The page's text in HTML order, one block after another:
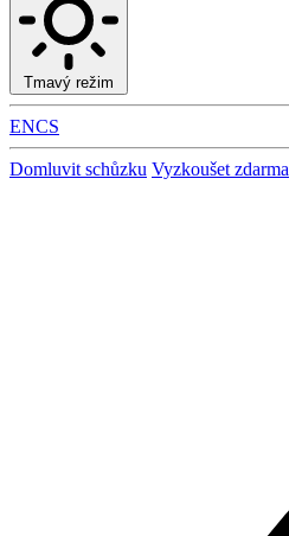
Tmavý režim
ENCS
Domluvit schůzku Vyzkoušet zdarma